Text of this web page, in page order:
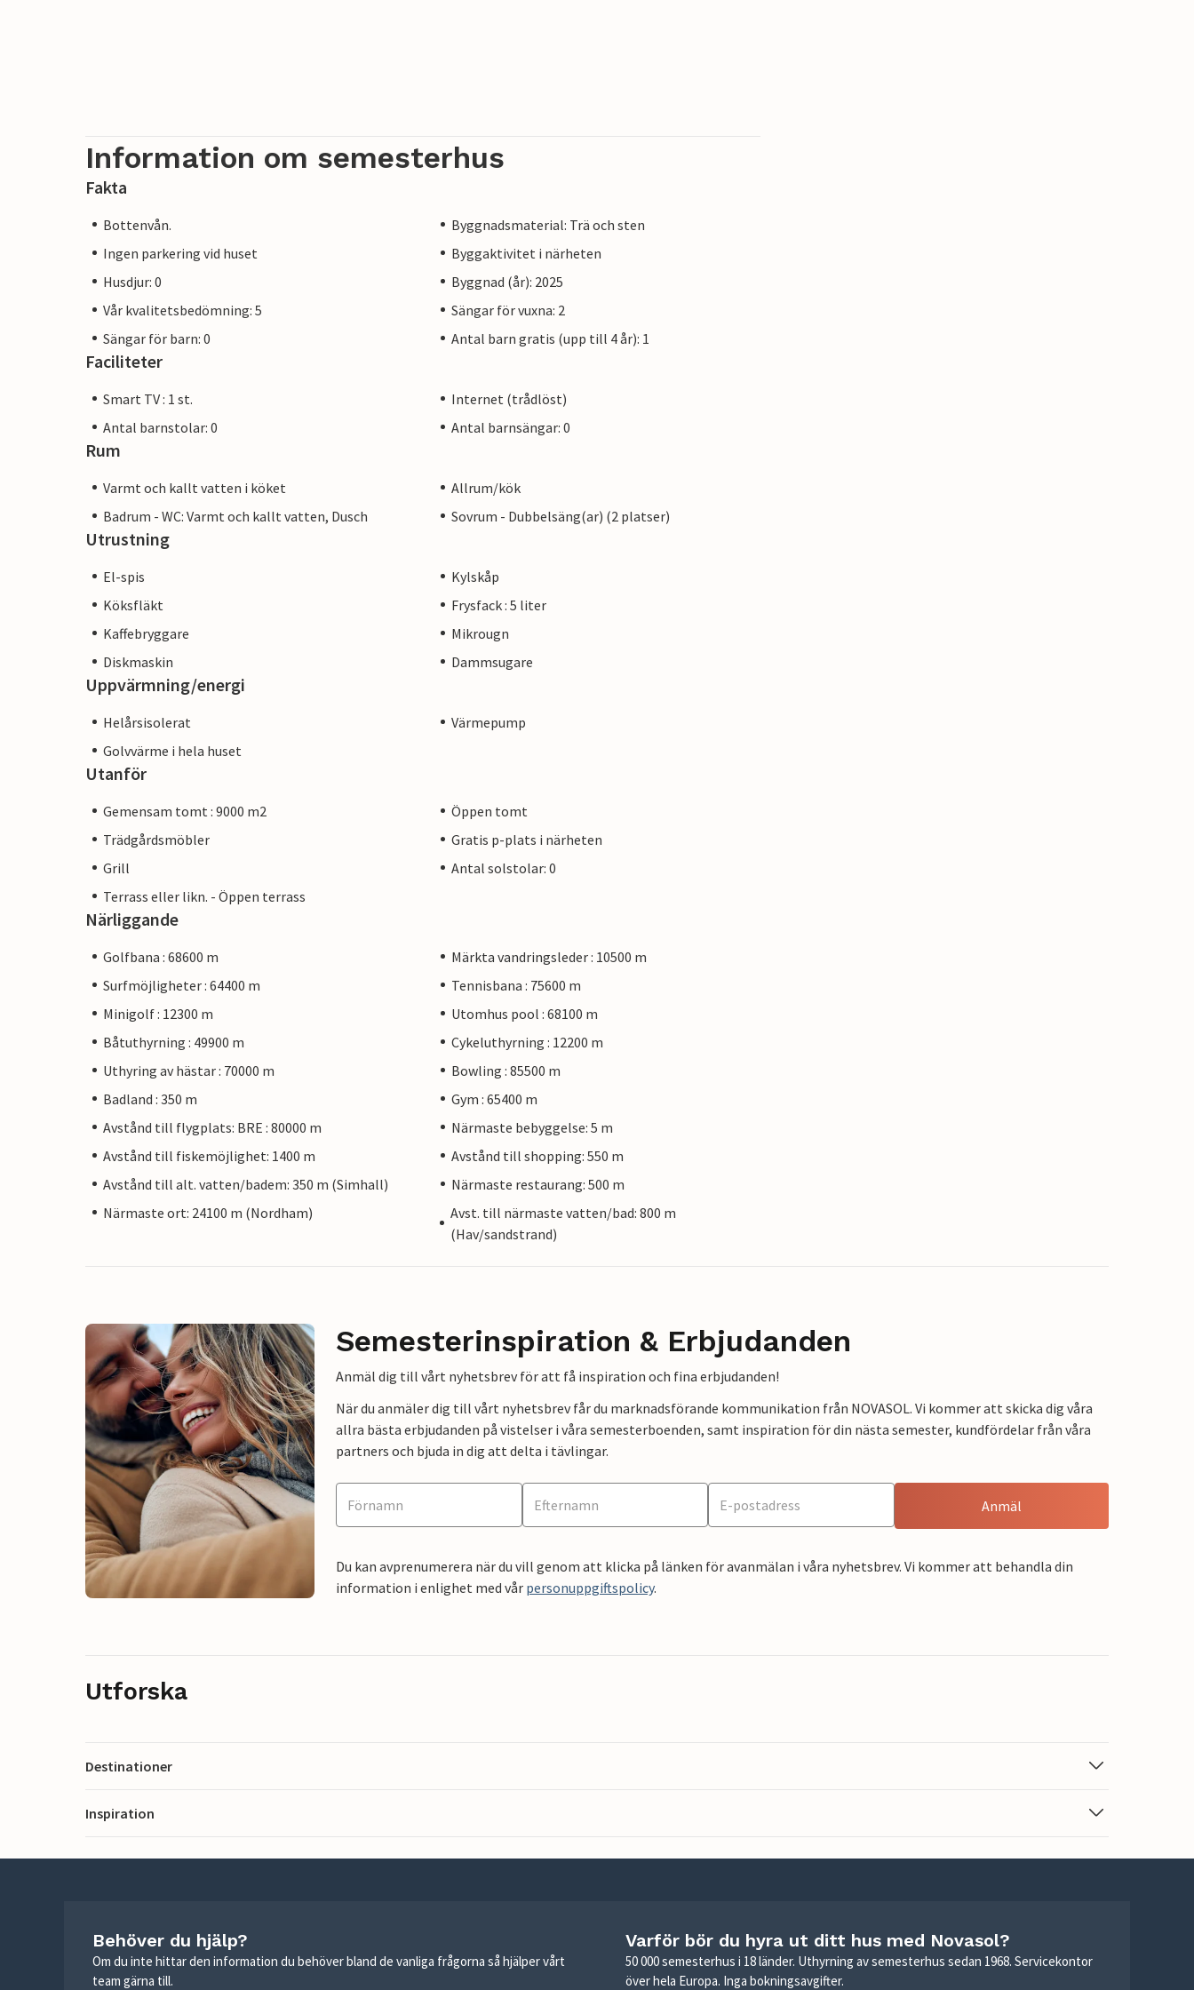
Information om semesterhus
Fakta
Bottenvån.
Byggnadsmaterial: Trä och sten
Ingen parkering vid huset
Byggaktivitet i närheten
Husdjur: 0
Byggnad (år): 2025
Vår kvalitetsbedömning: 5
Sängar för vuxna: 2
Sängar för barn: 0
Antal barn gratis (upp till 4 år): 1
Faciliteter
Smart TV : 1 st.
Internet (trådlöst)
Antal barnstolar: 0
Antal barnsängar: 0
Rum
Varmt och kallt vatten i köket
Allrum/kök
Badrum - WC: Varmt och kallt vatten, Dusch
Sovrum - Dubbelsäng(ar) (2 platser)
Utrustning
El-spis
Kylskåp
Köksfläkt
Frysfack : 5 liter
Kaffebryggare
Mikrougn
Diskmaskin
Dammsugare
Uppvärmning/energi
Helårsisolerat
Värmepump
Golvvärme i hela huset
Utanför
Gemensam tomt : 9000 m2
Öppen tomt
Trädgårdsmöbler
Gratis p-plats i närheten
Grill
Antal solstolar: 0
Terrass eller likn. - Öppen terrass
Närliggande
Golfbana : 68600 m
Märkta vandringsleder : 10500 m
Surfmöjligheter : 64400 m
Tennisbana : 75600 m
Minigolf : 12300 m
Utomhus pool : 68100 m
Båtuthyrning : 49900 m
Cykeluthyrning : 12200 m
Uthyring av hästar : 70000 m
Bowling : 85500 m
Badland : 350 m
Gym : 65400 m
Avstånd till flygplats: BRE : 80000 m
Närmaste bebyggelse: 5 m
Avstånd till fiskemöjlighet: 1400 m
Avstånd till shopping: 550 m
Avstånd till alt. vatten/badem: 350 m (Simhall)
Närmaste restaurang: 500 m
Närmaste ort: 24100 m (Nordham)
Avst. till närmaste vatten/bad: 800 m
(Hav/sandstrand)
Semesterinspiration & Erbjudanden
Anmäl dig till vårt nyhetsbrev för att få inspiration och fina erbjudanden!
När du anmäler dig till vårt nyhetsbrev får du marknadsförande kommunikation från NOVASOL. Vi kommer att skicka dig våra
allra bästa erbjudanden på vistelser i våra semesterboenden, samt inspiration för din nästa semester, kundfördelar från våra
partners och bjuda in dig att delta i tävlingar.
Anmäl
Du kan avprenumerera när du vill genom att klicka på länken för avanmälan i våra nyhetsbrev. Vi kommer att behandla din
information i enlighet med vår personuppgiftspolicy.
Utforska
Destinationer
Inspiration
Behöver du hjälp?
Om du inte hittar den information du behöver bland de vanliga frågorna så hjälper vårt
team gärna till.
Varför bör du hyra ut ditt hus med Novasol?
50 000 semesterhus i 18 länder. Uthyrning av semesterhus sedan 1968. Servicekontor
över hela Europa. Inga bokningsavgifter.